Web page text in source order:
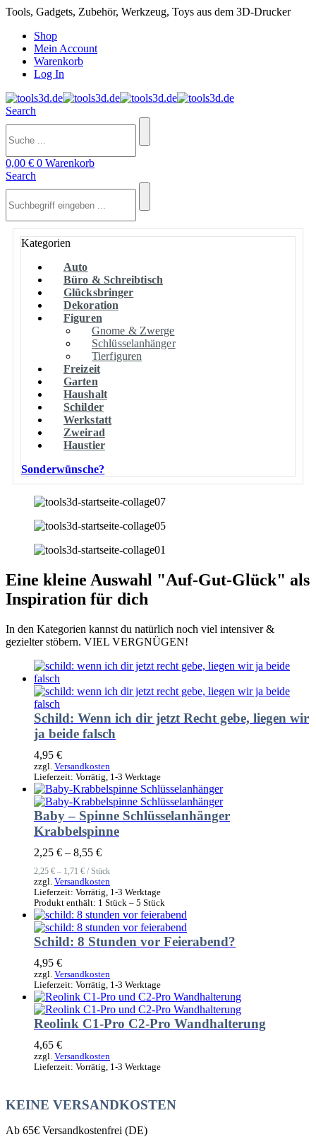
Tools, Gadgets, Zubehör, Werkzeug, Toys aus dem 3D-Drucker
Shop
Mein Account
Warenkorb
Log In
Search
0,00 € 0 Warenkorb
Search
Kategorien
Auto
Büro & Schreibtisch
Glücksbringer
Dekoration
Figuren
Gnome & Zwerge
Schlüsselanhänger
Tierfiguren
Freizeit
Garten
Haushalt
Schilder
Werkstatt
Zweirad
Haustier
Sonderwünsche?
Eine kleine Auswahl "Auf-Gut-Glück" als
Inspiration für dich
In den Kategorien kannst du natürlich noch viel intensiver &
gezielter stöbern. VIEL VERGNÜGEN!
Schild: Wenn ich dir jetzt Recht gebe, liegen wir
ja beide falsch
4,95 €
zzgl. Versandkosten
Lieferzeit: Vorrätig, 1-3 Werktage
Baby – Spinne Schlüsselanhänger
Krabbelspinne
2,25 € – 8,55 €
2,25 € – 1,71 € / Stück
zzgl. Versandkosten
Lieferzeit: Vorrätig, 1-3 Werktage
Produkt enthält: 1 Stück – 5 Stück
Schild: 8 Stunden vor Feierabend?
4,95 €
zzgl. Versandkosten
Lieferzeit: Vorrätig, 1-3 Werktage
Reolink C1-Pro C2-Pro Wandhalterung
4,65 €
zzgl. Versandkosten
Lieferzeit: Vorrätig, 1-3 Werktage
KEINE VERSANDKOSTEN
Ab 65€ Versandkostenfrei (DE)